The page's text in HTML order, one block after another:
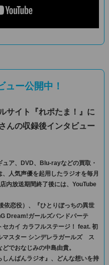
ュー公開中！
サイト『れポたま！』に
んの収録後インタビュー
ア、DVD、Blu-rayなどの買取・
人気声優を起用したラジオを毎月
内放送期間終了後には、YouTube
依恋役）、『ひとりぼっちの異世
Dream!ガールズバンドパーテ
カイ カラフルステージ！ feat. 初
マスター シンデレラガールズ ス
でおなじみの中島由貴。
んばんラジオ』、どんな想いを持